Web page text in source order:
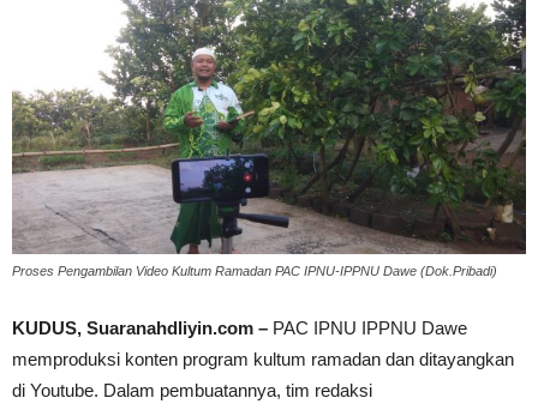
Proses Pengambilan Video Kultum Ramadan PAC IPNU-IPPNU Dawe (Dok.Pribadi)
KUDUS, Suaranahdliyin.com – PAC IPNU IPPNU Dawe
memproduksi konten program kultum ramadan dan ditayangkan
di Youtube. Dalam pembuatannya, tim redaksi